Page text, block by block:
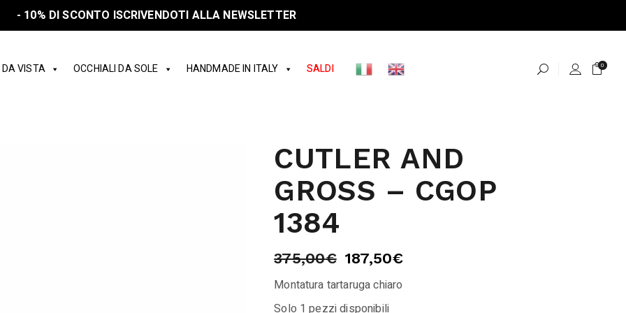
- 10% DI SCONTO ISCRIVENDOTI ALLA NEWSLETTER
VISTA OCCHIALI DA SOLE HANDMADE IN ITALY SALDI 0
CUTLER AND
GROSS – CGOP
1384
375,00€ 187,50€
Montatura tartaruga chiaro
Solo 1 pezzi disponibili